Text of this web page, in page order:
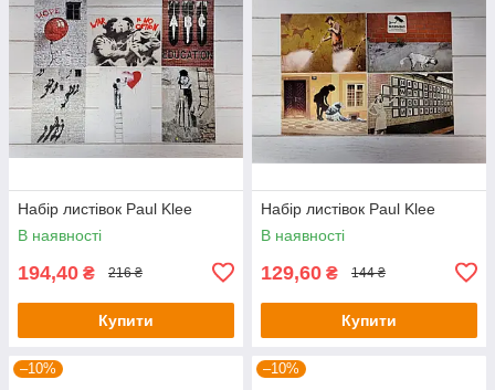
Набір листівок Paul Klee
В наявності
194,40 ₴ 216 ₴
Купити
Набір листівок Paul Klee
В наявності
129,60 ₴ 144 ₴
Купити
–10% –10%